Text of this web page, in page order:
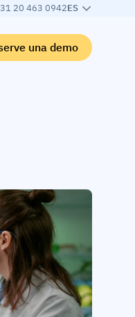
20 463 0942ES
una demo